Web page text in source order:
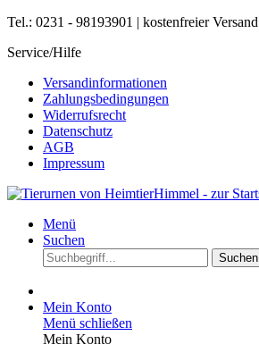
Tel.: 0231 - 98193901 | kostenfreier Versand
Service/Hilfe
Versandinformationen
Zahlungsbedingungen
Widerrufsrecht
Datenschutz
AGB
Impressum
Menü
Suchen
Suchen
Mein Konto
Menü schließen
Mein Konto